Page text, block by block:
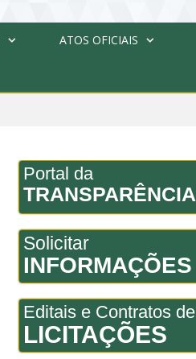
ATOS OFICIAIS
Portal da
TRANSPARÊNCIA
Solicitar
INFORMAÇÕES
Editais e Contratos de
LICITAÇÕES